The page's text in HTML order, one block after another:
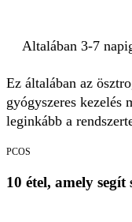
Altalában 3-7
Ez általában az
gyógyszeres kezelés
leginkább a
PCOS
10 étel, amely